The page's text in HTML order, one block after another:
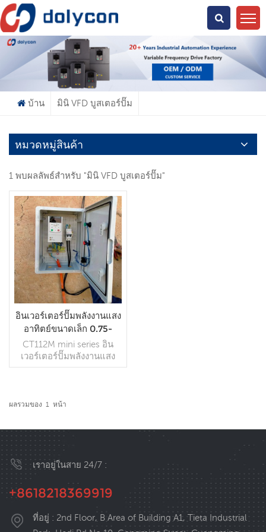
คุณกำลังมองหาอะไร?
บ้าน มินิ VFD บูสเตอร์ปั๊ม
หมวดหมู่สินค้า
1 พบผลลัพธ์สำหรับ "มินิ VFD บูสเตอร์ปั๊ม"
อินเวอร์เตอร์ปั๊มพลังงานแสง
อาทิตย์ขนาดเล็ก 0.75-
4KW อินเวอร์เตอร์ปั๊ม PV
CT112M mini series อิน
เวอร์เตอร์ปั๊มพลังงานแสง
อาทิตย์เป็นอินเวอร์เตอร์
พิเศษสำหรับ AM หรือ
พลังงานแสงอาทิตย์.
ผลรวมของ 1 หน้า
เราอยู่ในสาย 24/7 :
+8618218369919
ที่อยู่ : 2nd Floor, B Area of Building A1, Tieta Industrial